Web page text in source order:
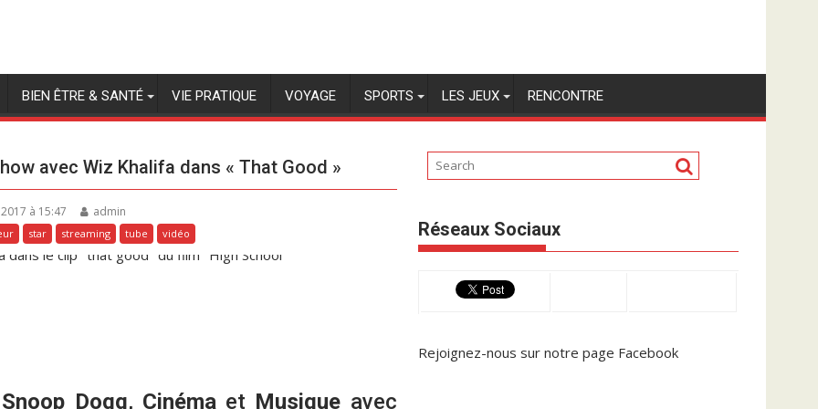
BIEN ÊTRE & SANTÉ VIE PRATIQUE VOYAGE SPORTS LES JEUX RENCONTRE
avec Wiz Khalifa dans « That Good »
à 15:47 admin
star streaming tube vidéo
Snoop Dogg, Cinémaet Musique avec
Réseaux Sociaux
Rejoignez-nous sur notre page Facebook